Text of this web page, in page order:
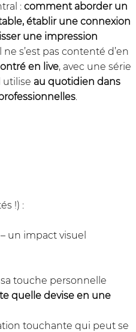
: comment aborder un
établir une connexion
une impression
ne s’est pas contenté d’en
en live, avec une série
utilise au quotidien dans
.
!) :
un impact visuel
touche personnelle
quelle devise en une
touchante qui peut se